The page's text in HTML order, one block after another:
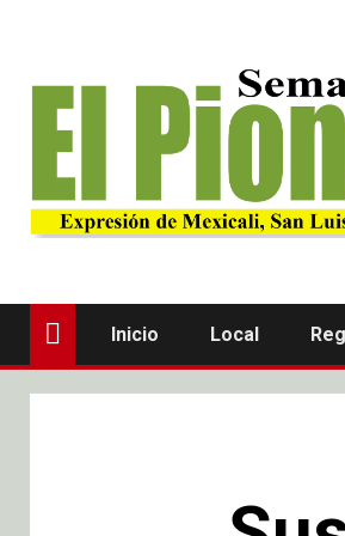
Inicio Local